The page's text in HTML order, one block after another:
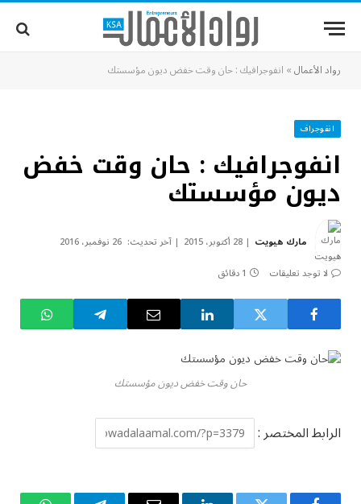
رواد الأعمال» انفوجرافيك : حان وقت خفض ديون مؤسستك
انفوجراف
انفوجرافيك : حان وقت خفض
ديون مؤسستك
مارك هيويت 28 أكتوبر، 2015 آخر تحديث: 26 نوفمبر، 2016
لا توجد تعليقات
1 دقائق
حان وقت خفض ديون مؤسستك
الرابط المختصر :